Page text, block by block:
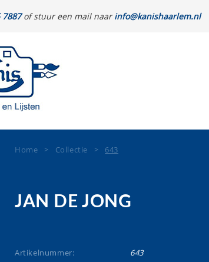
7887of stuur een mail naarinfo@kanishaarlem.nl
Home > Collectie > 643
JAN DE JONG
Artikelnummer:
643